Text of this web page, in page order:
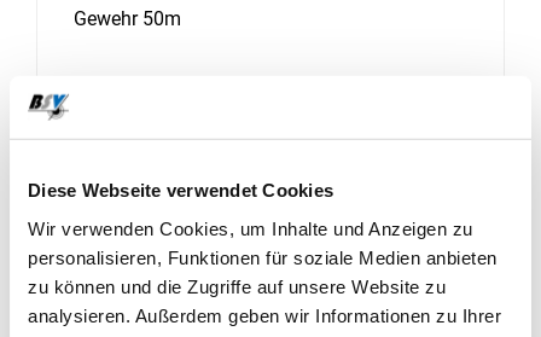
Diese Webseite verwendet Cookies
Wir verwenden Cookies, um Inhalte und Anzeigen zu
personalisieren, Funktionen für soziale Medien anbieten
zu können und die Zugriffe auf unsere Website zu
analysieren. Außerdem geben wir Informationen zu Ihrer
Gewehr 50m
16. August - 18. August